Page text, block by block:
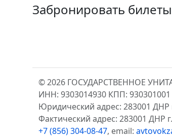
Забронировать
© 2026 ГОСУДАРСТВЕННОЕ
ИНН: 9303014930 КПП:
Юридический адрес: 283001 ДНР
Фактический адрес: 283001 ДНР
+7 (856) 304-08-47, email: